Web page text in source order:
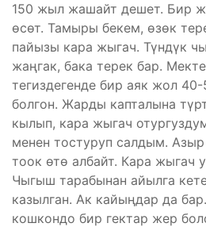
150 жыл жашайт дешет. Бир
өсөт. Тамыры бекем, өзөк
пайызы кара жыгач. Түндүк
жаңгак, бака терек бар.
тегиздегенде бир аяк жол
болгон. Жарды капталына
кылып, кара жыгач
менен тостуруп салдым.
тоок өтө албайт. Кара жыгач
Чыгыш тарабынан айылга
казылган. Ак кайыңдар да
кошкондо бир гектар жер